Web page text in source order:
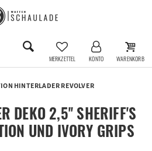
MERKZETTEL KONTO WARENKORB
HINTERLADER REVOLVER
DEKO 2,5'' SHERIFF'S
UND IVORY GRIPS